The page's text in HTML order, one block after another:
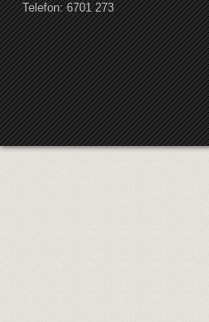
Telefon: 6701 273